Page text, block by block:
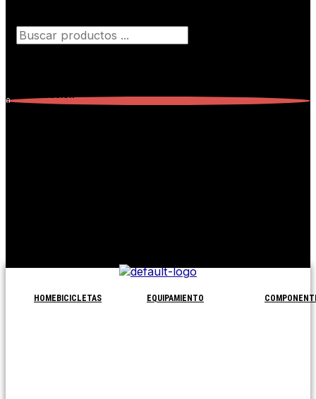
0
Seguir comprando
HOME BICICLETAS EQUIPAMIENTO